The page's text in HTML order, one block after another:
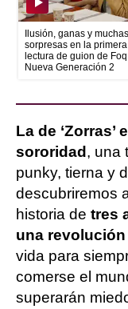
Ilusión, ganas y muchas
sorpresas en la primera
lectura de guion de
Nueva Generación 2
La de
sororidad , una
punky, tierna y
descubriremos
historia de tres
una revolución
vida para
comerse el
superarán